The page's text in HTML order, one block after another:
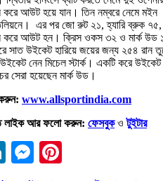
আউট হয়ে যান। তিন নম্বরে নেমে মইন
এর পর জো রুট ২১, হ্যারি ব্রুক ৭৫,
করে আউট হন। ক্রিস ওকস ৩২ ও মার্ক উড
সাত উইকেট হারিয়ে জয়ের জন্য ২৫৪ রান
নেন মিচেল স্টার্ক। একটি করে উইকেট
সেরা হয়েছেন মার্ক উড।
www.allsportindia.com
লাইক আর ফলো করুন: ফেসবুকওটুইটার
LinkedIn
Messenger